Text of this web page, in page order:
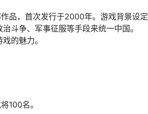
品，首次发行于2000年。游戏背景设定
斗争、军事征服等手段来统一中国。
的魅力。
100名。